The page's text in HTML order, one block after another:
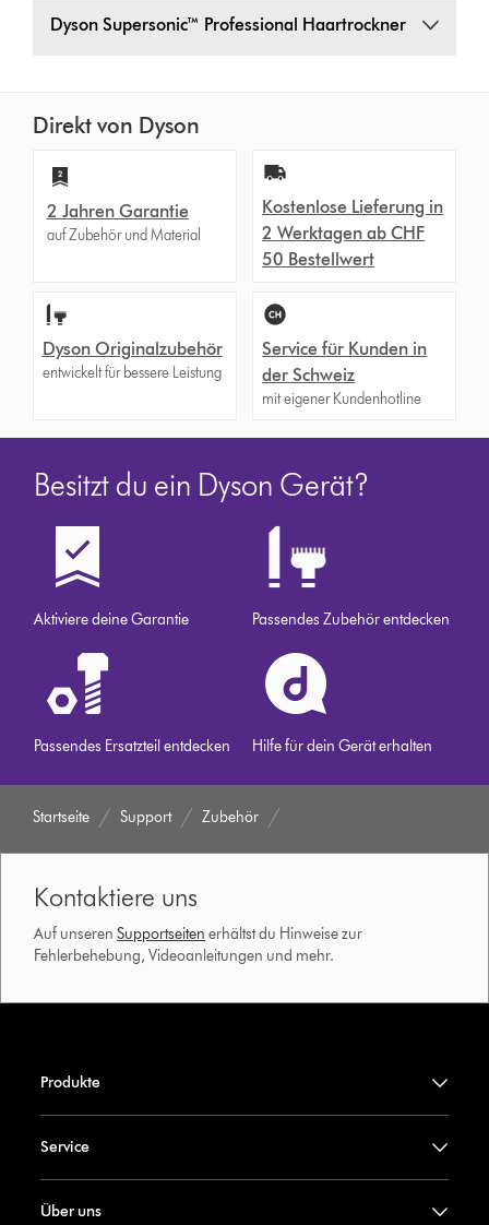
Dyson Supersonic™ Professional Haartrockner
Direkt von Dyson
2 Jahren Garantie
auf Zubehör und Material
Kostenlose Lieferung in
2 Werktagen ab CHF
50 Bestellwert
Dyson Originalzubehör
entwickelt für bessere Leistung
Service für Kunden in
der Schweiz
mit eigener Kundenhotline
Besitzt du ein Dyson Gerät?
Aktiviere deine Garantie Passendes Zubehör entdecken
Passendes Ersatzteil entdecken Hilfe für dein Gerät erhalten
Startseite Support Zubehör
Kontaktiere uns
Auf unserenSupportseiten erhältst du Hinweise zur
Fehlerbehebung, Videoanleitungen und mehr.
Produkte
Service
Über uns